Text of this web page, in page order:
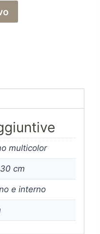
multicolor
cm
e interno